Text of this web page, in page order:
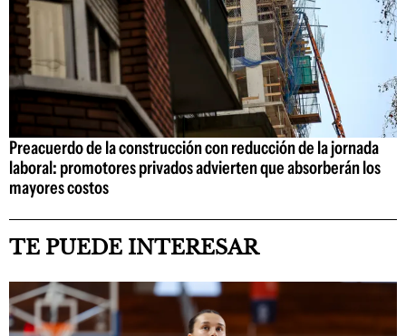
Preacuerdo de la construcción con reducción de la jornada
laboral: promotores privados advierten que absorberán los
mayores costos
TE PUEDE INTERESAR